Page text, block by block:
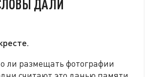
ДАЛИ
ли размещать фотографии